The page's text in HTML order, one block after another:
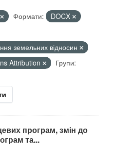
Формати:
DOCX
земельних відносин
Attribution
Групи:
програм, змін до
та...